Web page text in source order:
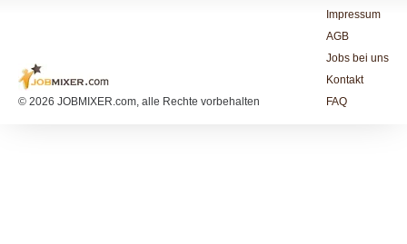
© 2026 JOBMIXER.com, alle Rechte vorbehalten
Impressum
AGB
Jobs bei uns
Kontakt
FAQ